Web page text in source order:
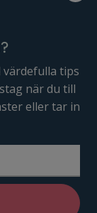
värdefulla tips
när du till
eller tar in